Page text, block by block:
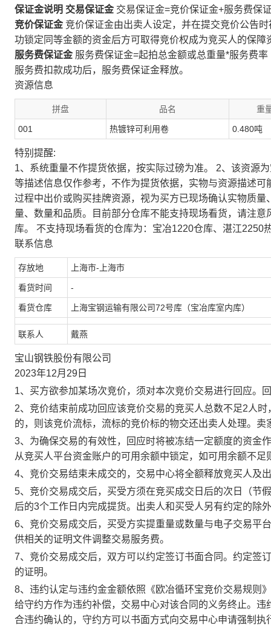
保证金说明 交易保证金 交易保证金=竞价保证金+服务费保
竞价保证金 竞价保证金由出卖人设定，并在提交竞价公告
功锁定同等金额的资金后方可取得竞价权成为竞买人的保障
服务费保证金 服务费保证金=起拍总金额或总重量*服务费率
服务费扣款成功后，服务费保证金释放。
资源信息
拼盘 品名 重
001 热镀锌可利用卷 0.480吨
特别提醒:
1、系统重量不作提货依据，按实际过磅为准。 2、该资源
等描述信息仅作参考，不作为提货依据，实物与资源描述
过程中出价或购买挂牌资源，视为买方已现场确认实物质
量、数量和品质。目前部分仓库不能支持现场看货，请注
库。 不支持现场看货的仓库为：宝冶1220仓库、湛江2250
联系信息
存放地 上海市-上海市
看货时间 -
看货仓库 上海宝钢运输有限公司72号库（宝冶库室内库）
联系人 戴燕
宝山钢铁股份有限公司
2023年12月29日
1、买方欲参加某场次竞价，须对本次竞价交易进行回应。
2、竞价结束前成功回应该竞价交易的竞买人总数不足2人
的，则该竞价流标，流标的竞价标的物交还出卖人处理。
3、为确保交易的有效性，回应时将被冻结一定额度的资金
从竞买人平台资金账户的可用余额中锁定，如可用余额不足
4、竞价交易结束未成交的，交易中心将全额释放竞买人及
5、竞价交易成交后，买受方须在竞买成交日后的次日（节
后的3个工作日内完成提货。出卖人和买受人另有约定的除
6、竞价交易成交后，买受方实提重量或数量与电子交易平
供相关的证明文件调整交易服务费。
7、竞价交易成交后，双方可以约定签订书面合同。约定签
的证明。
8、违约认定与违约金金额依照《欧冶循环宝竞价交易规则
给守约方作为违约补偿，交易中心对该合同的义务终止。
合违约确认的，守约方可以书面方式向交易中心申请强制